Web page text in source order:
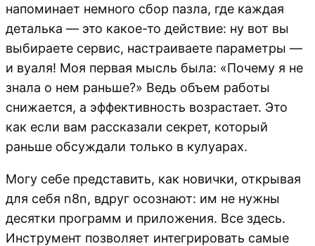
напоминает немного сбор пазла, где каждая
деталька — это какое-то действие: ну вот вы
выбираете сервис, настраиваете параметры —
и вуаля! Моя первая мысль была: «Почему я не
знала о нем раньше?» Ведь объем работы
снижается, а эффективность возрастает. Это
как если вам рассказали секрет, который
раньше обсуждали только в кулуарах.
Могу себе представить, как новички, открывая
для себя n8n, вдруг осознают: им не нужны
десятки программ и приложения. Все здесь.
Инструмент позволяет интегрировать самые